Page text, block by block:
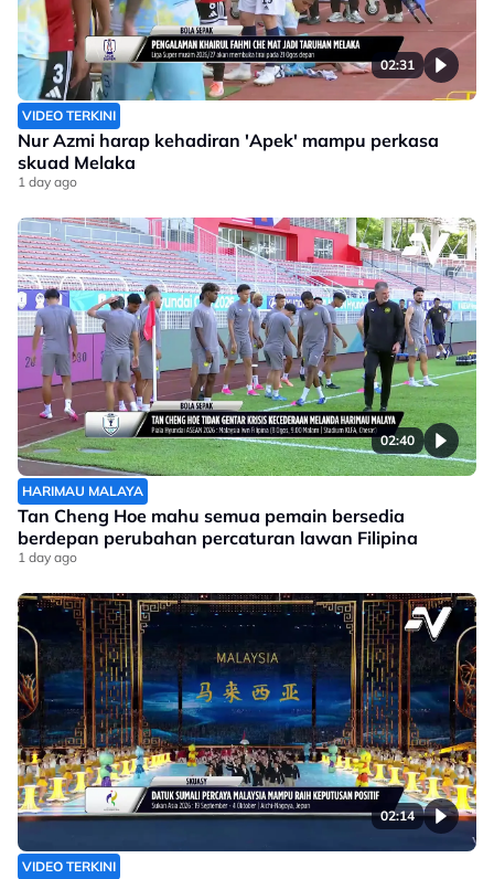
02:31
VIDEO TERKINI
Nur Azmi harap kehadiran 'Apek' mampu perkasa
skuad Melaka
1 day ago
02:40
HARIMAU MALAYA
Tan Cheng Hoe mahu semua pemain bersedia
berdepan perubahan percaturan lawan Filipina
1 day ago
02:14
VIDEO TERKINI